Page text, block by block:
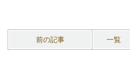
前の記事 一覧